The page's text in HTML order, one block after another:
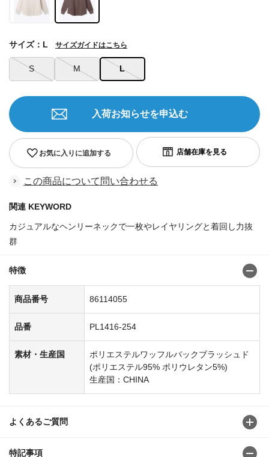
S M L
サイズ：L サイズガイドはこちら
お気に入りに追加する
入荷お知らせを申込む
この商品について問い合わせる
関連 KEYWORD
カジュアルなヘンリーネックで一枚やレイヤリングと着回し力抜
群
特徴
商品番号 86114055
品番 PL1416-254
素材・生産国
ポリエステルワッフルバックブラッシュド
(ポリエステル95% ポリウレタン5%)
生産国：CHINA
よくあるご質問
特記事項